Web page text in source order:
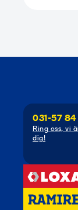
031-57
Ring oss, vi
dig!